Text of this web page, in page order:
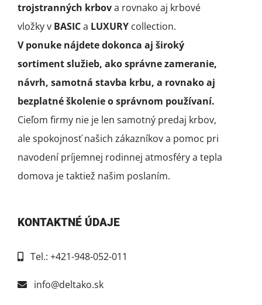
trojstranných krbova rovnako aj krbové
vložky v BASICa LUXURY collection.
V ponuke nájdete dokonca aj široký
sortiment služieb, ako správne zameranie,
návrh, samotná stavba krbu, a rovnako aj
bezplatné školenie o správnom používaní.
Cieľom firmy nie je len samotný predaj krbov,
ale spokojnosť našich zákazníkov a pomoc pri
navodení príjemnej rodinnej atmosféry a tepla
domova je taktiež našim poslaním.
KONTAKTNÉ ÚDAJE
Tel.: +421-948-052-011
info@deltako.sk